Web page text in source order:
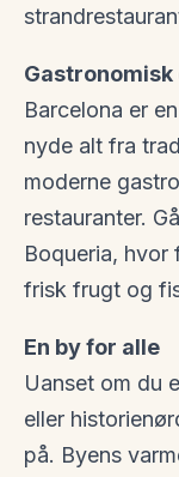
Barcelona er
nyde alt fra
moderne
restauranter.
Boqueria,
frisk frugt og
En by for alle
Uanset om du
eller
på. Byens